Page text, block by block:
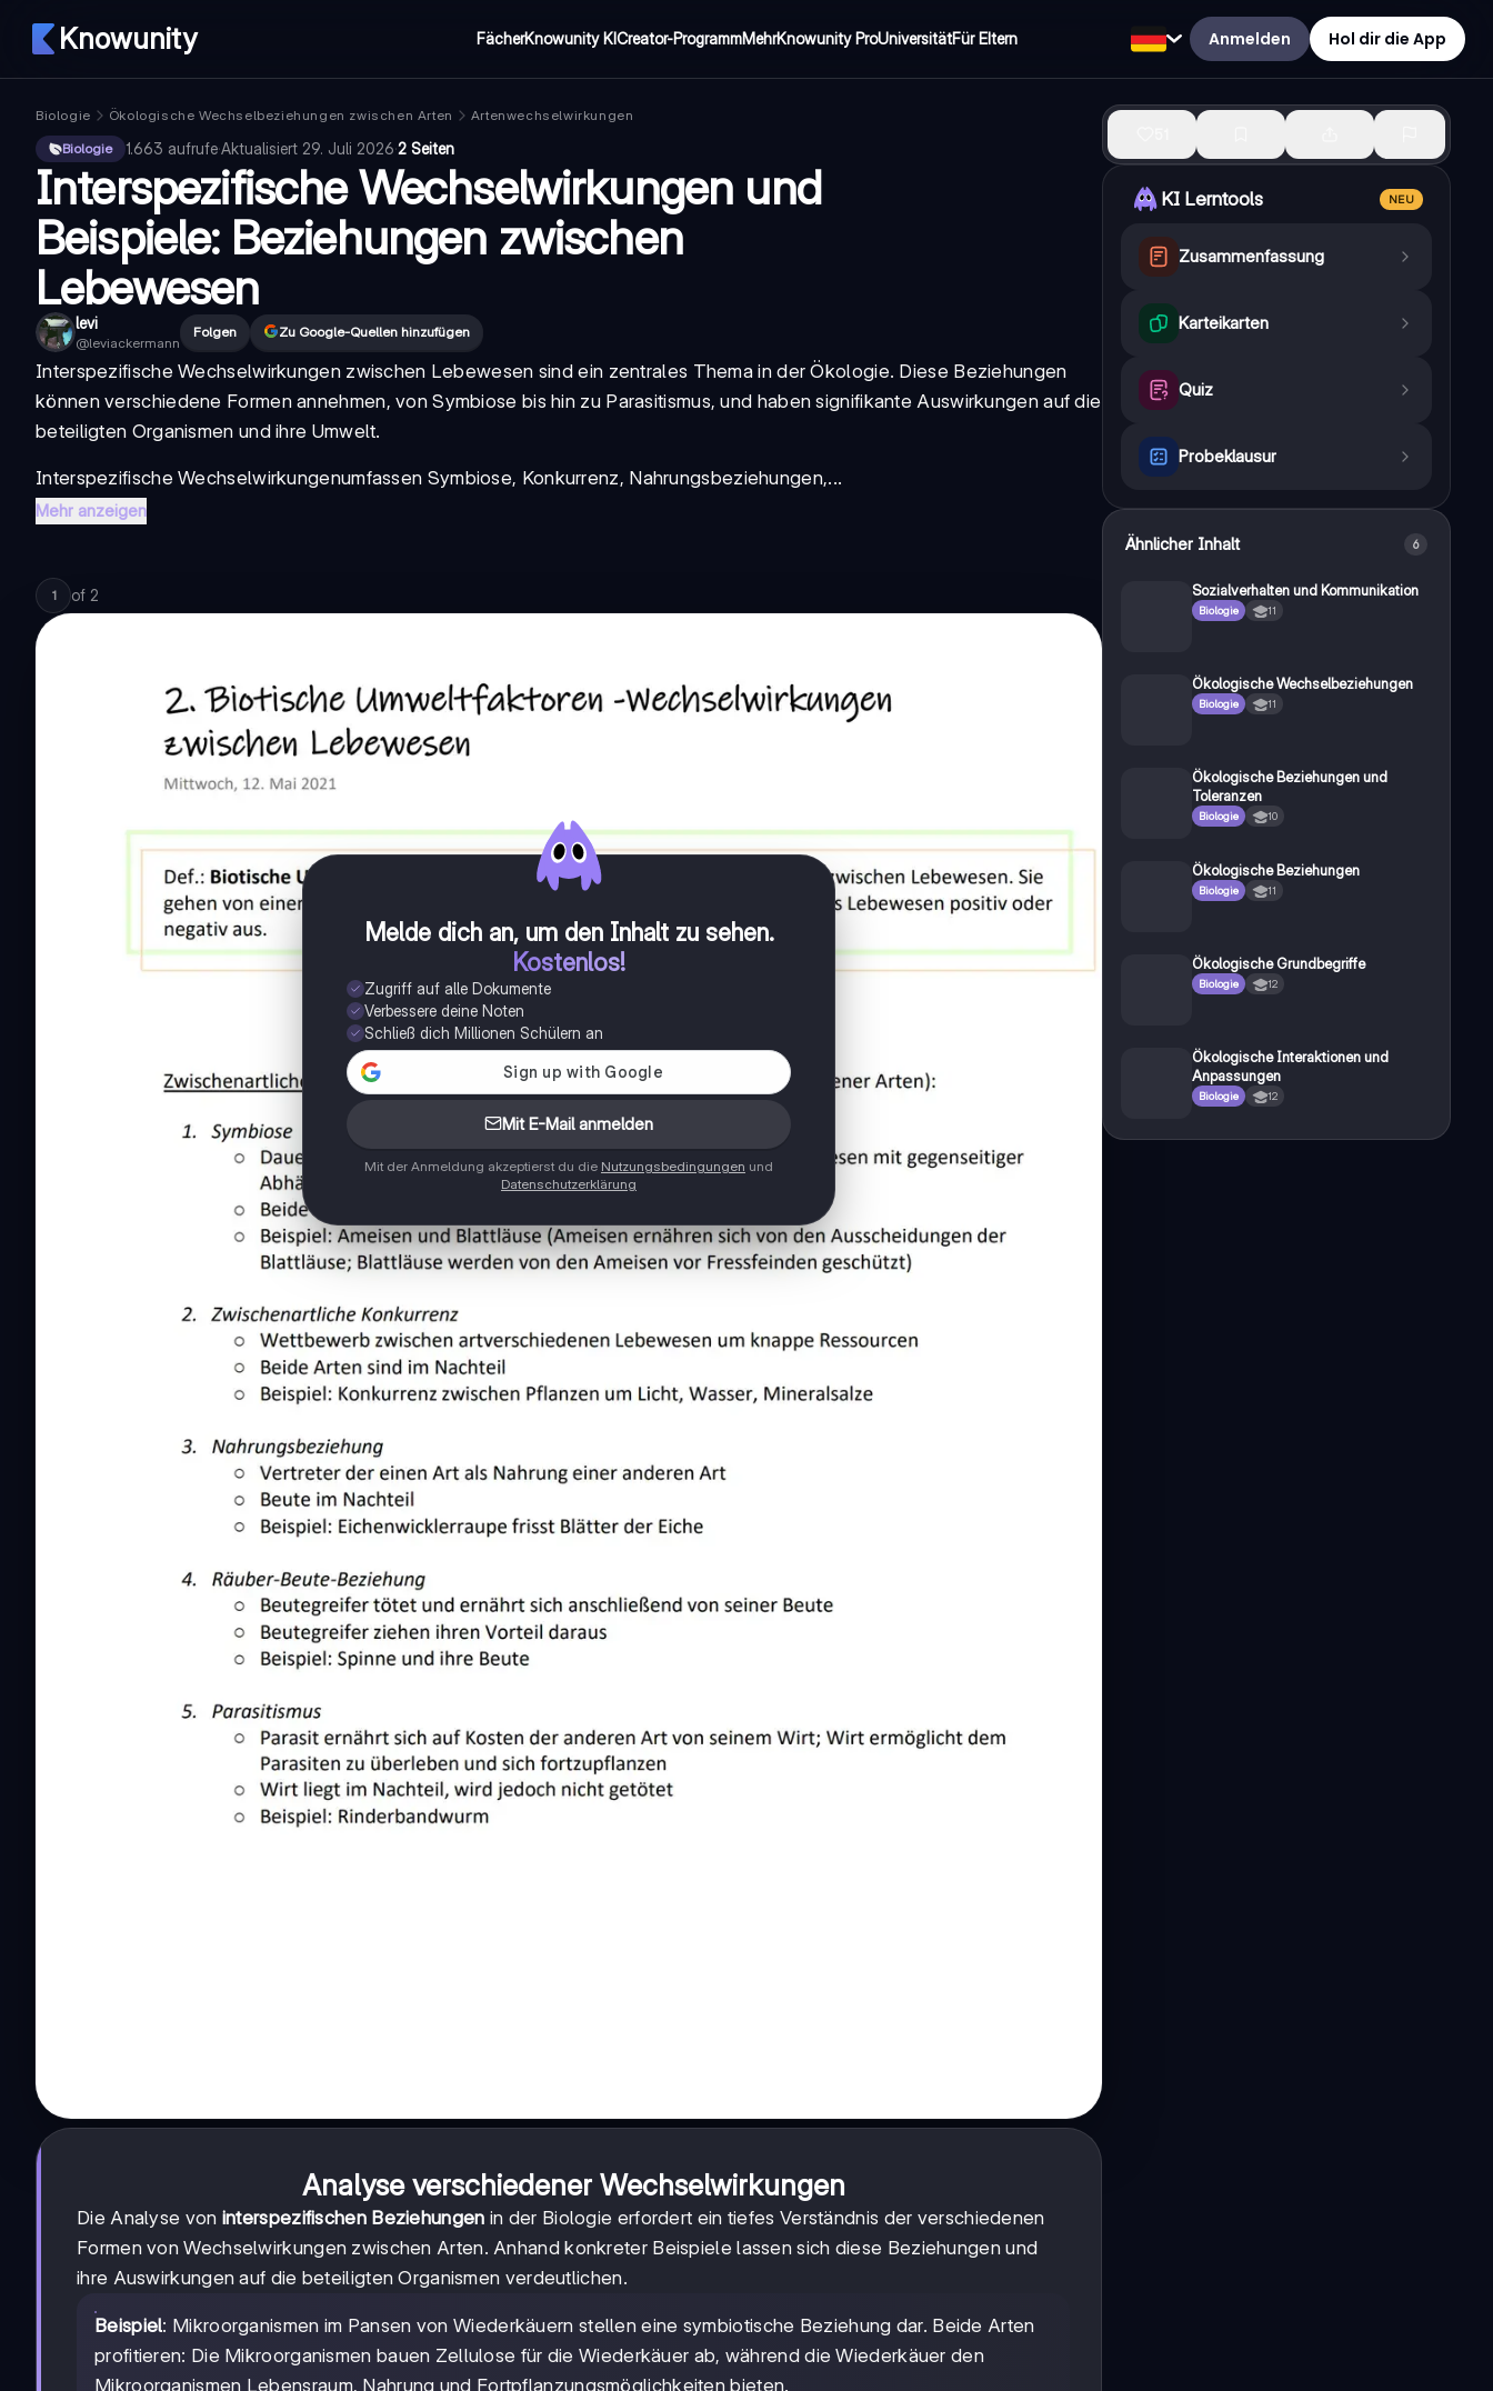
Knowunity FächerKnowunity KICreator-ProgrammMehrKnowunity ProUniversitätFür Eltern Anmelden Hol dir die App
Biologie Ökologische Wechselbeziehungen zwischen Arten
Artenwechselwirkungen
Biologie
1.663 aufrufe·Aktualisiert 29. Juli 2026·2 Seiten
Interspezifische Wechselwirkungen und
Beispiele: Beziehungen zwischen
Lebewesen
levi
@leviackermann
Folgen Zu Google-Quellen hinzufügen
Interspezifische Wechselwirkungen zwischen Lebewesen sind ein zentrales Thema in der Ökologie. Diese Beziehungen
können verschiedene Formen annehmen, von Symbiose bis hin zu Parasitismus, und haben signifikante Auswirkungen auf die
beteiligten Organismen und ihre Umwelt.
Interspezifische Wechselwirkungenumfassen Symbiose, Konkurrenz, Nahrungsbeziehungen,...
Mehr anzeigen
1 of 2
Melde dich an, um den Inhalt zu sehen.
Kostenlos!
Zugriff auf alle Dokumente
Verbessere deine Noten
Schließ dich Millionen Schülern an
Mit E-Mail anmelden
Mit der Anmeldung akzeptierst du die Nutzungsbedingungen und
Datenschutzerklärung
Analyse verschiedener Wechselwirkungen
Die Analyse von interspezifischen Beziehungen in der Biologie erfordert ein tiefes Verständnis der verschiedenen
Formen von Wechselwirkungen zwischen Arten. Anhand konkreter Beispiele lassen sich diese Beziehungen und
ihre Auswirkungen auf die beteiligten Organismen verdeutlichen.
Beispiel: Mikroorganismen im Pansen von Wiederkäuern stellen eine symbiotische Beziehung dar. Beide Arten
profitieren: Die Mikroorganismen bauen Zellulose für die Wiederkäuer ab, während die Wiederkäuer den
Mikroorganismen Lebensraum, Nahrung und Fortpflanzungsmöglichkeiten bieten.
KI Lerntools NEU
Zusammenfassung
Karteikarten
Quiz
Probeklausur
Ähnlicher Inhalt 6
Sozialverhalten und Kommunikation
Biologie 11
Ökologische Wechselbeziehungen
Biologie 11
Ökologische Beziehungen und
Toleranzen
Biologie 10
Ökologische Beziehungen
Biologie 11
Ökologische Grundbegriffe
Biologie 12
Ökologische Interaktionen und
Anpassungen
Biologie 12